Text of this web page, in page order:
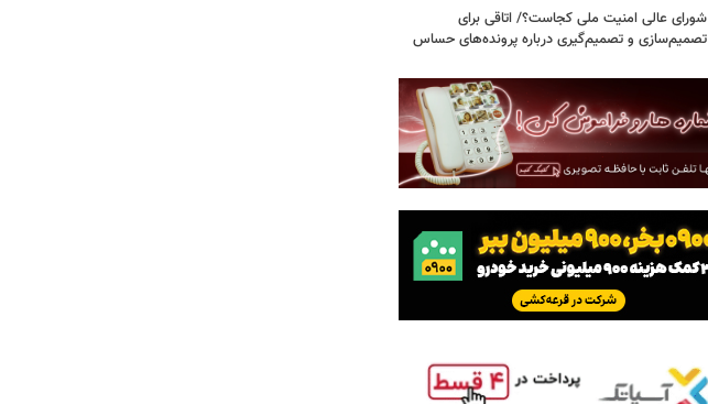
شورای عالی امنیت ملی کجاست؟/ اتاقی برای
تصمیم‌سازی و تصمیم‌گیری درباره پرونده‌های حساس